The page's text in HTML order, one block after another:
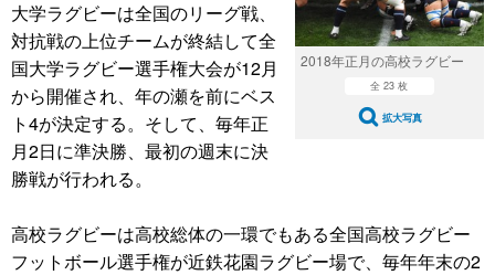
動画
2018年正月の高校ラグビー
全 23 枚
拡大写真
大学ラグビーは全国のリーグ戦、
対抗戦の上位チームが終結して全
国大学ラグビー選手権大会が12月
から開催され、年の瀬を前にベス
ト4が決定する。そして、毎年正
月2日に準決勝、最初の週末に決
勝戦が行われる。
高校ラグビーは高校総体の一環でもある全国高校ラグビー
フットボール選手権が近鉄花園ラグビー場で、毎年年末の2